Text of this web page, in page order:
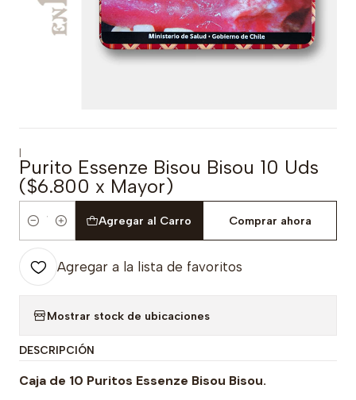
|
Purito Essenze Bisou Bisou 10 Uds
($6.800 x Mayor)
Cantidad
Agregar al Carro Comprar ahora
Agregar a la lista de favoritos
Mostrar stock de ubicaciones
DESCRIPCIÓN
Caja de 10 Puritos Essenze Bisou Bisou.